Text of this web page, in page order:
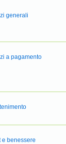
generali
a pagamento
e benessere